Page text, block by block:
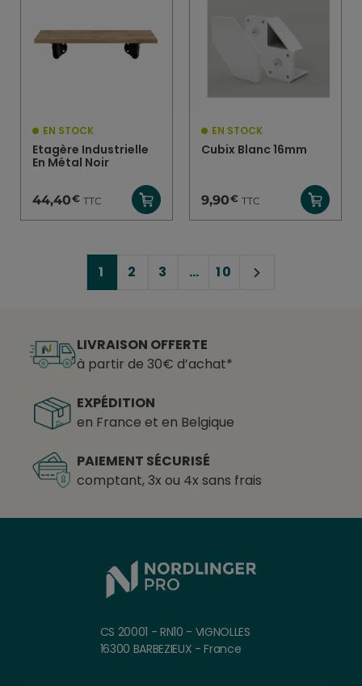
EN STOCK
Etagère Industrielle
En Métal Noir
44,40€ TTC
EN STOCK
Cubix Blanc 16mm
9,90€ TTC
1 2 3 … 10
LIVRAISON OFFERTE
à partir de 30€ d’achat*
EXPÉDITION
en France et en Belgique
PAIEMENT SÉCURISÉ
comptant, 3x ou 4x sans frais
CS 20001 - RN10 - VIGNOLLES
16300 BARBEZIEUX - France